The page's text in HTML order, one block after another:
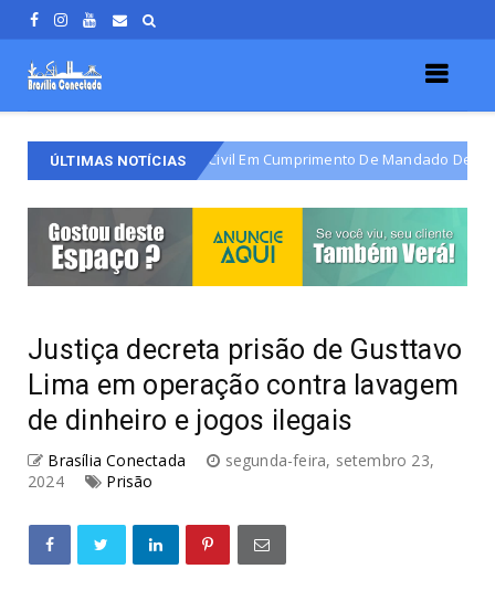
ÚLTIMAS NOTÍCIAS
Pela Polícia Civil Em Cumprimento De Mandado De Prisão Definitiva
Justiça decreta prisão de Gusttavo
Lima em operação contra lavagem
de dinheiro e jogos ilegais
Brasília Conectada
segunda-feira, setembro 23,
2024
Prisão